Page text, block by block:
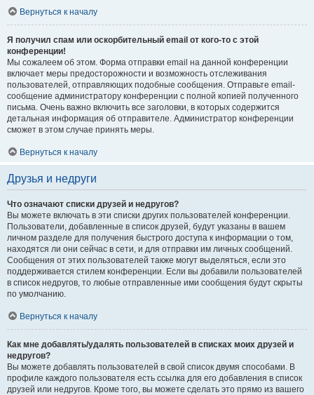
Вернуться к началу
Я получил спам или оскорбительный email от кого-то с этой
конференции!
Мы сожалеем об этом. Форма отправки email на данной конференции
включает меры предосторожности и возможность отслеживания
пользователей, отправляющих подобные сообщения. Отправьте email-
сообщение администратору конференции с полной копией полученного
письма. Очень важно включить все заголовки, в которых содержится
детальная информация об отправителе. Администратор конференции
сможет в этом случае принять меры.
Вернуться к началу
Друзья и недруги
Что означают списки друзей и недругов?
Вы можете включать в эти списки других пользователей конференции.
Пользователи, добавленные в список друзей, будут указаны в вашем
личном разделе для получения быстрого доступа к информации о том,
находятся ли они сейчас в сети, и для отправки им личных сообщений.
Сообщения от этих пользователей также могут выделяться, если это
поддерживается стилем конференции. Если вы добавили пользователей
в список недругов, то любые отправленные ими сообщения будут скрыты
по умолчанию.
Вернуться к началу
Как мне добавлять/удалять пользователей в списках моих друзей и
недругов?
Вы можете добавлять пользователей в свой список двумя способами. В
профиле каждого пользователя есть ссылка для его добавления в список
друзей или недругов. Кроме того, вы можете сделать это прямо из вашего